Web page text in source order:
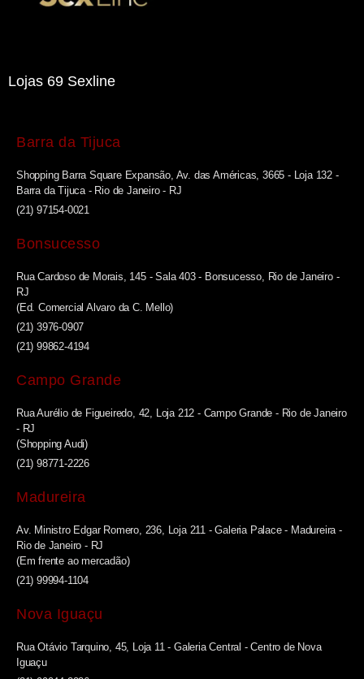
Lojas 69 Sexline
Barra da Tijuca
Shopping Barra Square Expansão, Av. das Américas, 3665 - Loja 132 -
Barra da Tijuca - Rio de Janeiro - RJ
(21) 97154-0021
Bonsucesso
Rua Cardoso de Morais, 145 - Sala 403 - Bonsucesso, Rio de Janeiro -
RJ
(Ed. Comercial Alvaro da C. Mello)
(21) 3976-0907
(21) 99862-4194
Campo Grande
Rua Aurélio de Figueiredo, 42, Loja 212 - Campo Grande - Rio de Janeiro
- RJ
(Shopping Audi)
(21) 98771-2226
Madureira
Av. Ministro Edgar Romero, 236, Loja 211 - Galeria Palace - Madureira -
Rio de Janeiro - RJ
(Em frente ao mercadão)
(21) 99994-1104
Nova Iguaçu
Rua Otávio Tarquino, 45, Loja 11 - Galeria Central - Centro de Nova
Iguaçu